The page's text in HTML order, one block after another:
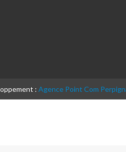
: Agence Point Com